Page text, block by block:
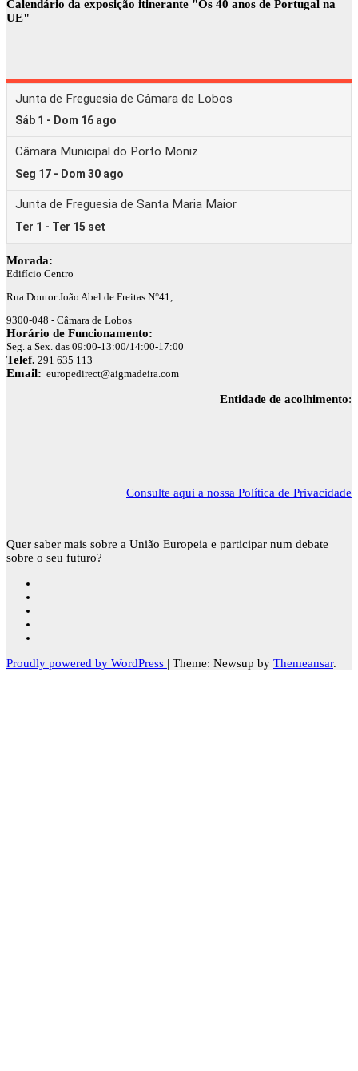
Calendário da exposição itinerante "Os 40 anos de Portugal na
UE"
Morada:
Edifício Centro
Rua Doutor João Abel de Freitas N°41,
9300-048 - Câmara de Lobos
Horário de Funcionamento:
Seg. a Sex. das 09:00-13:00/14:00-17:00
Telef. 291 635 113
Email: europedirect@aigmadeira.com
Entidade de acolhimento:
Consulte aqui a nossa Política de Privacidade
Quer saber mais sobre a União Europeia e participar num debate
sobre o seu futuro?
Proudly powered by WordPress | Theme: Newsup by Themeansar.